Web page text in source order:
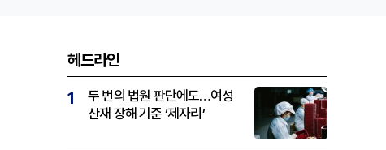
헤드라인
1
두 번의 법원 판단에도…여성
산재 장해 기준 ‘제자리’